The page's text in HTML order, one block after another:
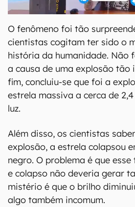
O fenômeno foi tão
cientistas cogitam ter sido o
história da humanidade. Não
a causa de uma explosão tão
fim, concluiu-se que foi a
estrela massiva a cerca de
luz.
Além disso, os cientistas
explosão, a estrela colapsou
negro. O problema é que
e colapso não deveria gerar
mistério é que o brilho
algo também incomum.